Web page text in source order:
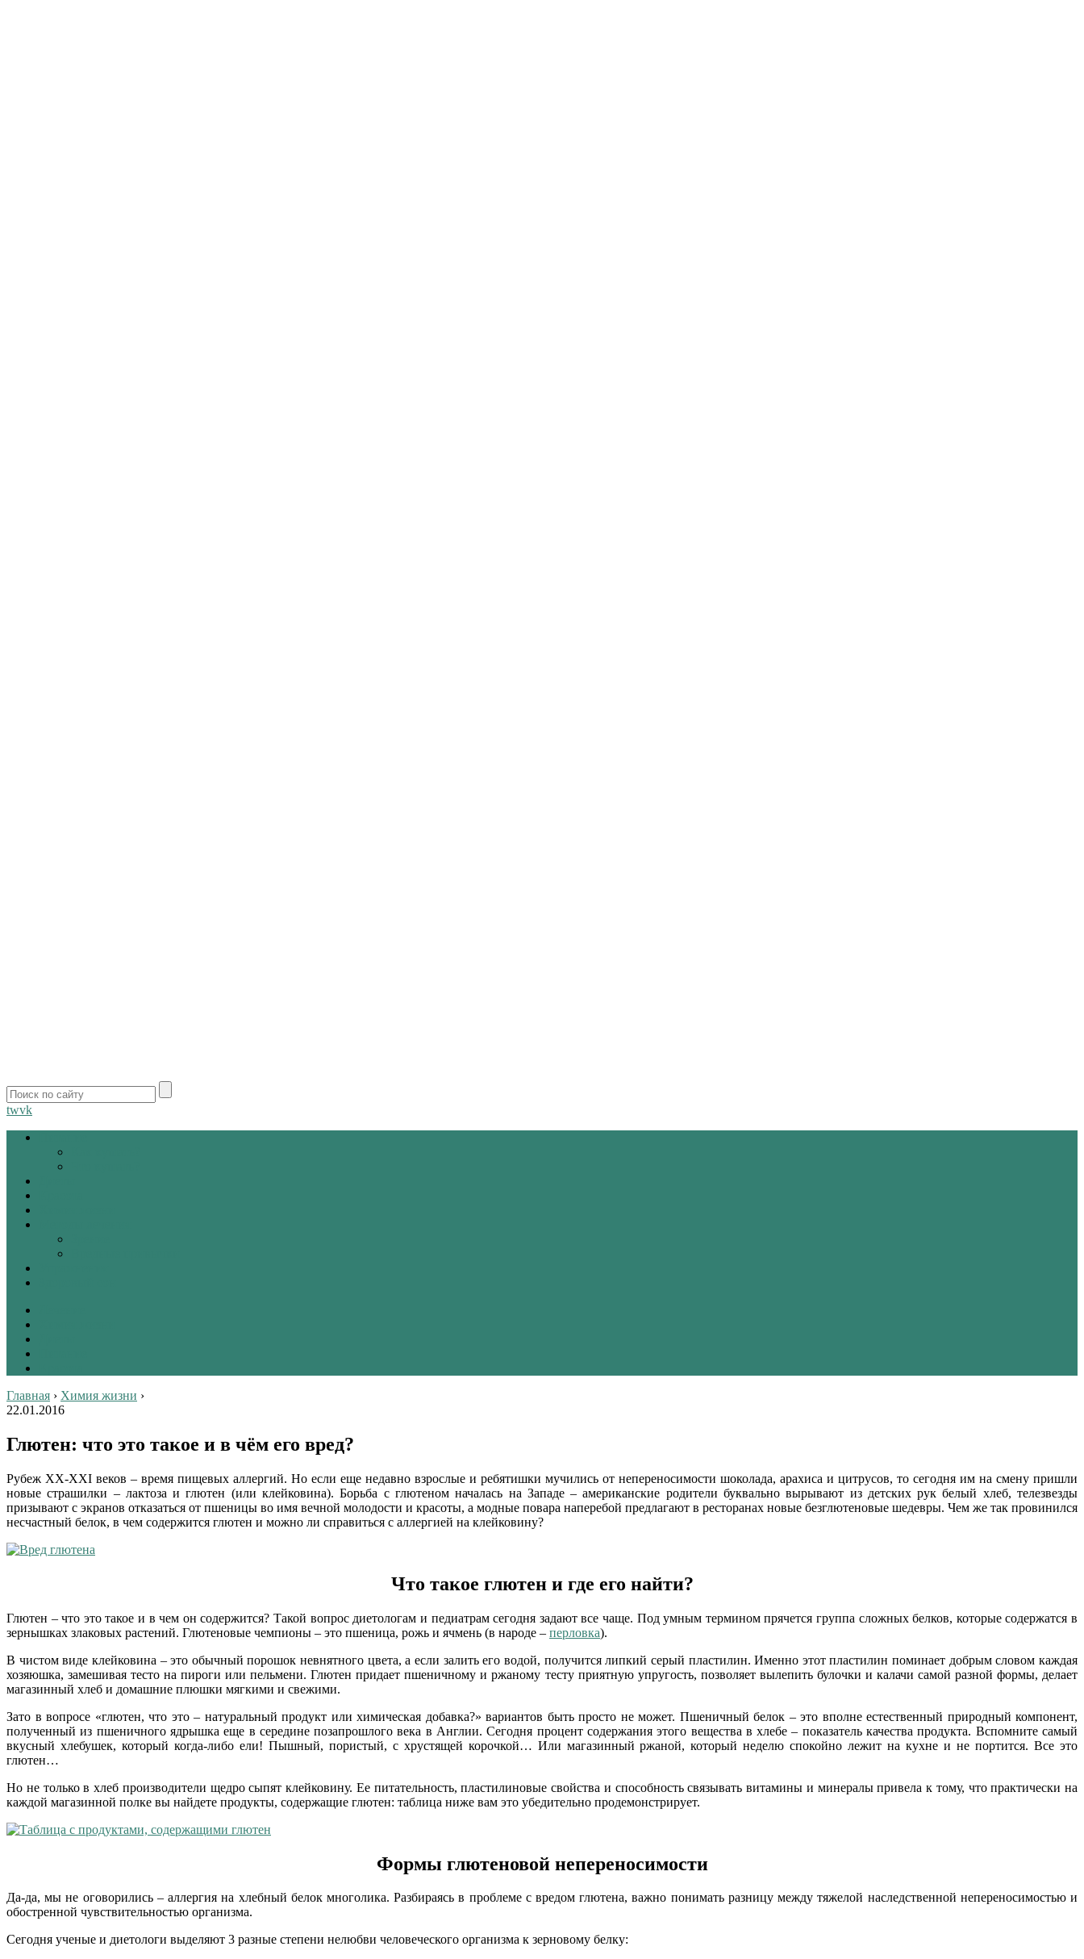
twvk
Главная › Химия жизни ›
22.01.2016
Глютен: что это такое и в чём его вред?
Рубеж XX-XXI веков – время пищевых аллергий. Но если еще недавно взрослые и ребятишки мучились от непереносимости шоколада, арахиса и цитрусов, то сегодня им на смену пришли
новые страшилки – лактоза и глютен (или клейковина). Борьба с глютеном началась на Западе – американские родители буквально вырывают из детских рук белый хлеб, телезвезды
призывают с экранов отказаться от пшеницы во имя вечной молодости и красоты, а модные повара наперебой предлагают в ресторанах новые безглютеновые шедевры. Чем же так провинился
несчастный белок, в чем содержится глютен и можно ли справиться с аллергией на клейковину?
Что такое глютен и где его найти?
Глютен – что это такое и в чем он содержится? Такой вопрос диетологам и педиатрам сегодня задают все чаще. Под умным термином прячется группа сложных белков, которые содержатся в
зернышках злаковых растений. Глютеновые чемпионы – это пшеница, рожь и ячмень (в народе – перловка).
В чистом виде клейковина – это обычный порошок невнятного цвета, а если залить его водой, получится липкий серый пластилин. Именно этот пластилин поминает добрым словом каждая
хозяюшка, замешивая тесто на пироги или пельмени. Глютен придает пшеничному и ржаному тесту приятную упругость, позволяет вылепить булочки и калачи самой разной формы, делает
магазинный хлеб и домашние плюшки мягкими и свежими.
Зато в вопросе «глютен, что это – натуральный продукт или химическая добавка?» вариантов быть просто не может. Пшеничный белок – это вполне естественный природный компонент,
полученный из пшеничного ядрышка еще в середине позапрошлого века в Англии. Сегодня процент содержания этого вещества в хлебе – показатель качества продукта. Вспомните самый
вкусный хлебушек, который когда-либо ели! Пышный, пористый, с хрустящей корочкой… Или магазинный ржаной, который неделю спокойно лежит на кухне и не портится. Все это
глютен…
Но не только в хлеб производители щедро сыпят клейковину. Ее питательность, пластилиновые свойства и способность связывать витамины и минералы привела к тому, что практически на
каждой магазинной полке вы найдете продукты, содержащие глютен: таблица ниже вам это убедительно продемонстрирует.
Формы глютеновой непереносимости
Да-да, мы не оговорились – аллергия на хлебный белок многолика. Разбираясь в проблеме с вредом глютена, важно понимать разницу между тяжелой наследственной непереносимостью и
обостренной чувствительностью организма.
Сегодня ученые и диетологи выделяют 3 разные степени нелюбви человеческого организма к зерновому белку: